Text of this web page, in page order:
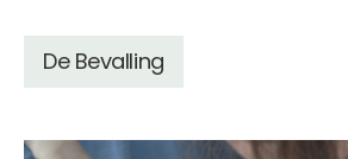
De Bevalling